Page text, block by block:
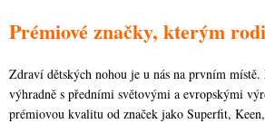
Prémiové značky, kterým
Zdraví dětských nohou je u nás na prvním místě.
výhradně s předními světovými a evropskými
prémiovou kvalitu od značek jako Superfit,